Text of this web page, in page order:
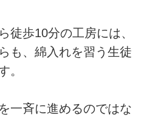
徒歩10分の工房には、
も、綿入れを習う生徒
。
一斉に進めるのではな